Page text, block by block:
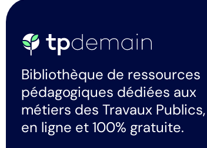
Bibliothèque de ressources
pédagogiques dédiées aux
métiers des Travaux Publics,
en ligne et 100% gratuite.